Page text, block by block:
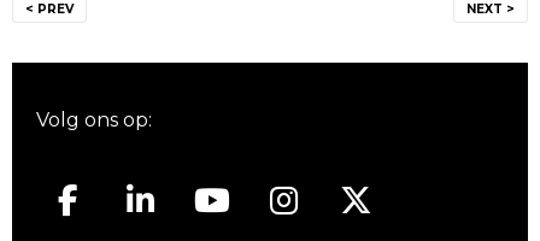
navigatie
< PREV NEXT >
Volg ons op: